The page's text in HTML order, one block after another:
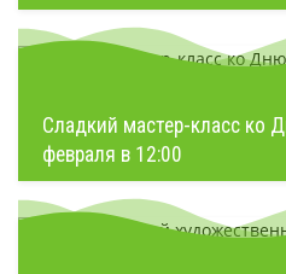
Сладкий мастер-класс ко
февраля в 12:00